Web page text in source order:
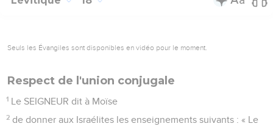
Seuls les Évangiles sont disponibles en vidéo pour le moment.
Respect de l'union conjugale
1 Le SEIGNEUR dit à Moïse
2 de donner aux Israélites les enseignements suivants : « Le